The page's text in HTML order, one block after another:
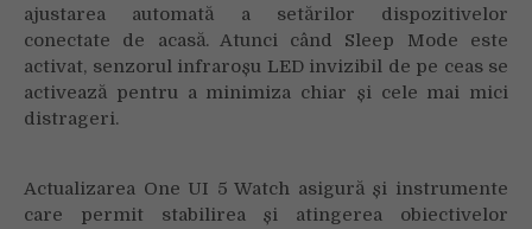
ajustarea automată a setărilor dispozitivelor
conectate de acasă. Atunci când Sleep Mode este
activat, senzorul infraroșu LED invizibil de pe ceas se
activează pentru a minimiza chiar și cele mai mici
distrageri.
Actualizarea One UI 5 Watch asigură și instrumente
care permit stabilirea și atingerea obiectivelor